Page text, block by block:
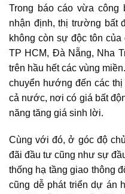
Trong báo cáo vừa công
nhận định, thị trường bất
không còn sự độc tôn
TP HCM, Đà Nẵng, Nha
trên hầu hết các vùng
chuyển hướng đến các
cả nước, nơi có giá bất
năng tăng giá sinh lời.
Cùng với đó, ở góc độ
đãi đầu tư cũng như sự
thống hạ tầng giao thông
cũng dễ phát triển dự án